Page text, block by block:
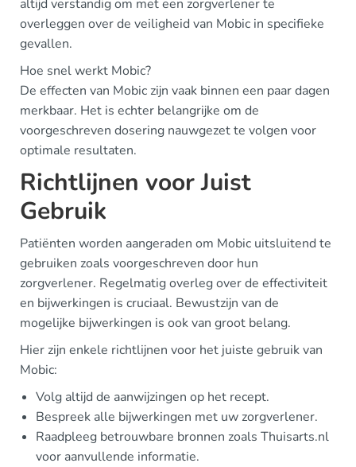
altijd verstandig om met een zorgverlener te
overleggen over de veiligheid van Mobic in specifieke
gevallen.
Hoe snel werkt Mobic?
De effecten van Mobic zijn vaak binnen een paar dagen
merkbaar. Het is echter belangrijke om de
voorgeschreven dosering nauwgezet te volgen voor
optimale resultaten.
Richtlijnen voor Juist
Gebruik
Patiënten worden aangeraden om Mobic uitsluitend te
gebruiken zoals voorgeschreven door hun
zorgverlener. Regelmatig overleg over de effectiviteit
en bijwerkingen is cruciaal. Bewustzijn van de
mogelijke bijwerkingen is ook van groot belang.
Hier zijn enkele richtlijnen voor het juiste gebruik van
Mobic:
Volg altijd de aanwijzingen op het recept.
Bespreek alle bijwerkingen met uw zorgverlener.
Raadpleeg betrouwbare bronnen zoals Thuisarts.nl
voor aanvullende informatie.